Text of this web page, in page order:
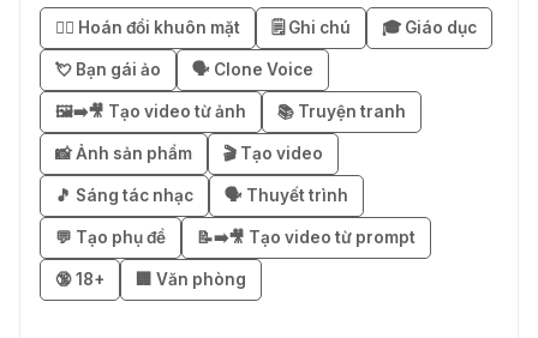
Business miễn phí 3–6 tháng
03 Thg 08 2026
🎁 Mẹo nhận 1 tháng ChatGPT Plus
miễn phí bằng VPN Mexico
02 Thg 08 2026
֎ Cách nhận ChatGPT Go 12 tháng
miễn phí
😶‍🌫️ Hoán đổi khuôn mặt 🗒️ Ghi chú 🎓 Giáo dục
💘 Bạn gái ảo 🗣️ Clone Voice
🖼️➡️🎥 Tạo video từ ảnh 📚 Truyện tranh
📸 Ảnh sản phẩm 🎬 Tạo video
🎵 Sáng tác nhạc 🗣️ Thuyết trình
💬 Tạo phụ đề 📝➡️🎥 Tạo video từ prompt
🔞 18+ 🏢 Văn phòng